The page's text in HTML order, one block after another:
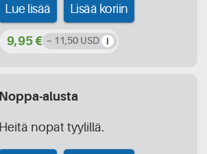
Lue lisää Lisää koriin
9,95 € ~ 11,50 USD
Noppa-alusta
Heitä nopat tyylillä.